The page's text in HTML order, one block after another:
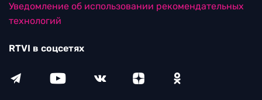
Уведомление об использовании рекомендательных
технологий
RTVI в соцсетях